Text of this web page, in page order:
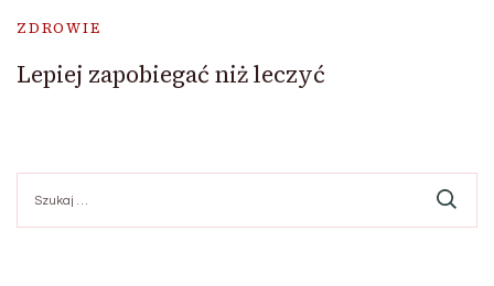
ZDROWIE
Lepiej zapobiegać niż leczyć